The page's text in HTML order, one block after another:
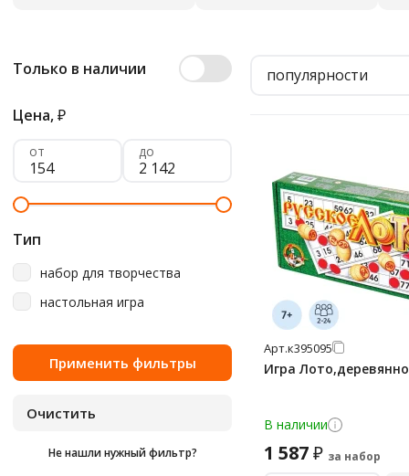
Только в наличии
Цена,₽
от до
Тип
набор для творчества
настольная игра
Не нашли нужный фильтр?
популярности
Арт.к395095
Игра
В наличии
1 587₽ за набор